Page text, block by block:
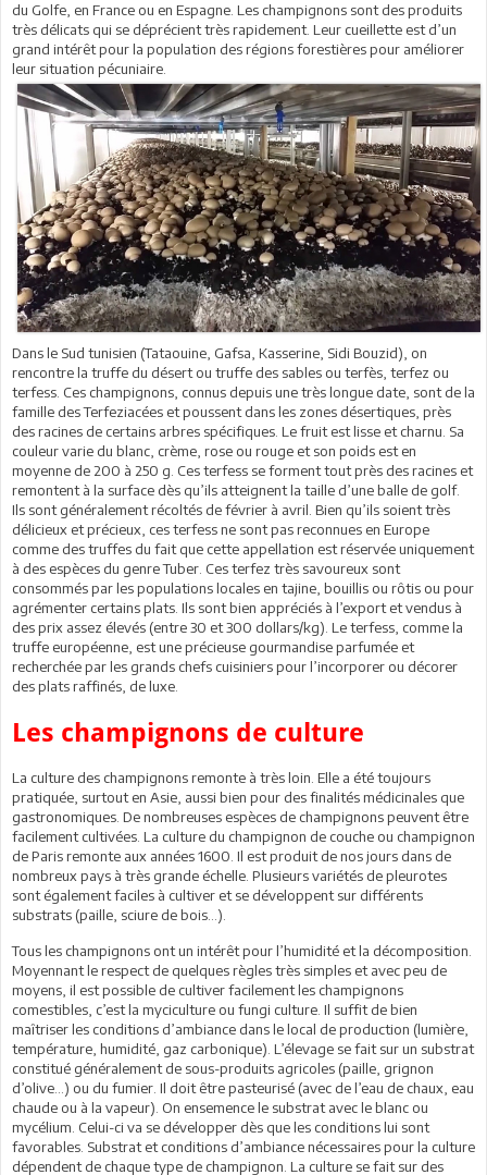
du Golfe, en France ou en Espagne. Les champignons sont des produits
très délicats qui se déprécient très rapidement. Leur cueillette est d’un
grand intérêt pour la population des régions forestières pour améliorer
leur situation pécuniaire.
Dans le Sud tunisien (Tataouine, Gafsa, Kasserine, Sidi Bouzid), on
rencontre la truffe du désert ou truffe des sables ou terfès, terfez ou
terfess. Ces champignons, connus depuis une très longue date, sont de la
famille des Terfeziacées et poussent dans les zones désertiques, près
des racines de certains arbres spécifiques. Le fruit est lisse et charnu. Sa
couleur varie du blanc, crème, rose ou rouge et son poids est en
moyenne de 200 à 250 g. Ces terfess se forment tout près des racines et
remontent à la surface dès qu’ils atteignent la taille d’une balle de golf.
Ils sont généralement récoltés de février à avril. Bien qu’ils soient très
délicieux et précieux, ces terfess ne sont pas reconnues en Europe
comme des truffes du fait que cette appellation est réservée uniquement
à des espèces du genre Tuber. Ces terfez très savoureux sont
consommés par les populations locales en tajine, bouillis ou rôtis ou pour
agrémenter certains plats. Ils sont bien appréciés à l’export et vendus à
des prix assez élevés (entre 30 et 300 dollars/kg). Le terfess, comme la
truffe européenne, est une précieuse gourmandise parfumée et
recherchée par les grands chefs cuisiniers pour l’incorporer ou décorer
des plats raffinés, de luxe.
Les champignons de culture
La culture des champignons remonte à très loin. Elle a été toujours
pratiquée, surtout en Asie, aussi bien pour des finalités médicinales que
gastronomiques. De nombreuses espèces de champignons peuvent être
facilement cultivées. La culture du champignon de couche ou champignon
de Paris remonte aux années 1600. Il est produit de nos jours dans de
nombreux pays à très grande échelle. Plusieurs variétés de pleurotes
sont également faciles à cultiver et se développent sur différents
substrats (paille, sciure de bois…).
Tous les champignons ont un intérêt pour l’humidité et la décomposition.
Moyennant le respect de quelques règles très simples et avec peu de
moyens, il est possible de cultiver facilement les champignons
comestibles, c’est la myciculture ou fungi culture. Il suffit de bien
maîtriser les conditions d’ambiance dans le local de production (lumière,
température, humidité, gaz carbonique). L’élevage se fait sur un substrat
constitué généralement de sous-produits agricoles (paille, grignon
d’olive…) ou du fumier. Il doit être pasteurisé (avec de l’eau de chaux, eau
chaude ou à la vapeur). On ensemence le substrat avec le blanc ou
mycélium. Celui-ci va se développer dès que les conditions lui sont
favorables. Substrat et conditions d’ambiance nécessaires pour la culture
dépendent de chaque type de champignon. La culture se fait sur des